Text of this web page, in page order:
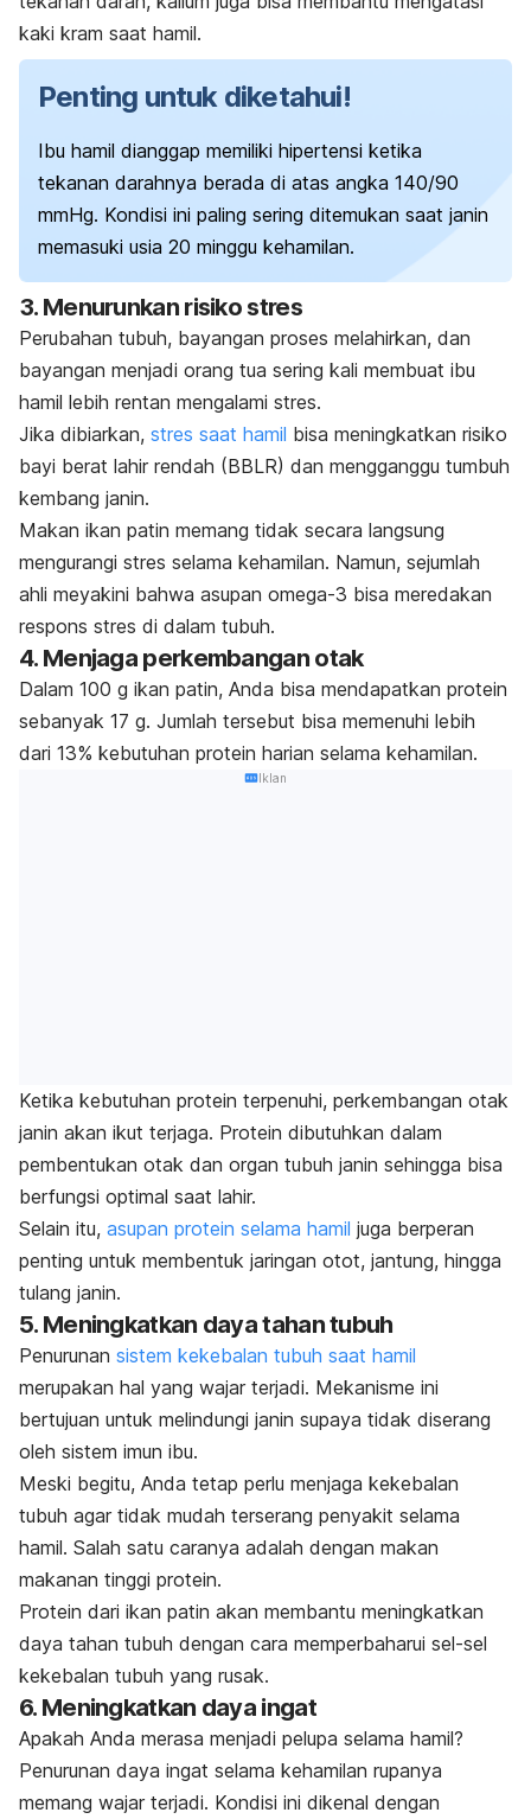
kaki kram saat hamil.
Penting untuk diketahui!
Ibu hamil dianggap memiliki hipertensi ketika
tekanan darahnya berada di atas angka 140/90
mmHg. Kondisi ini paling sering ditemukan saat janin
memasuki usia 20 minggu kehamilan.
3. Menurunkan risiko stres
Perubahan tubuh, bayangan proses melahirkan, dan
bayangan menjadi orang tua sering kali membuat ibu
hamil lebih rentan mengalami stres.
Jika dibiarkan, stres saat hamil bisa meningkatkan risiko
bayi berat lahir rendah (BBLR) dan mengganggu tumbuh
kembang janin.
Makan ikan patin memang tidak secara langsung
mengurangi stres selama kehamilan. Namun, sejumlah
ahli meyakini bahwa asupan omega-3 bisa meredakan
respons stres di dalam tubuh.
4. Menjaga perkembangan otak
Dalam 100 g ikan patin, Anda bisa mendapatkan protein
sebanyak 17 g. Jumlah tersebut bisa memenuhi lebih
dari 13% kebutuhan protein harian selama kehamilan.
Iklan
Ketika kebutuhan protein terpenuhi, perkembangan otak
janin akan ikut terjaga. Protein dibutuhkan dalam
pembentukan otak dan organ tubuh janin sehingga bisa
berfungsi optimal saat lahir.
Selain itu, asupan protein selama hamil juga berperan
penting untuk membentuk jaringan otot, jantung, hingga
tulang janin.
5. Meningkatkan daya tahan tubuh
Penurunan sistem kekebalan tubuh saat hamil
merupakan hal yang wajar terjadi. Mekanisme ini
bertujuan untuk melindungi janin supaya tidak diserang
oleh sistem imun ibu.
Meski begitu, Anda tetap perlu menjaga kekebalan
tubuh agar tidak mudah terserang penyakit selama
hamil. Salah satu caranya adalah dengan makan
makanan tinggi protein.
Protein dari ikan patin akan membantu meningkatkan
daya tahan tubuh dengan cara memperbaharui sel-sel
kekebalan tubuh yang rusak.
6. Meningkatkan daya ingat
Apakah Anda merasa menjadi pelupa selama hamil?
Penurunan daya ingat selama kehamilan rupanya
memang wajar terjadi. Kondisi ini dikenal dengan